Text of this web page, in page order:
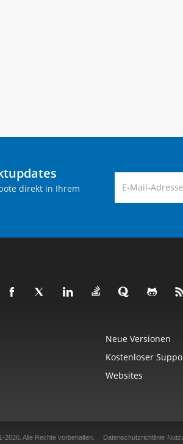
direkt in Ihrem
Neue Versionen
Kostenloser
Websites
2026. Alle Rechte vorbehalten. Datenschutzrichtlinie